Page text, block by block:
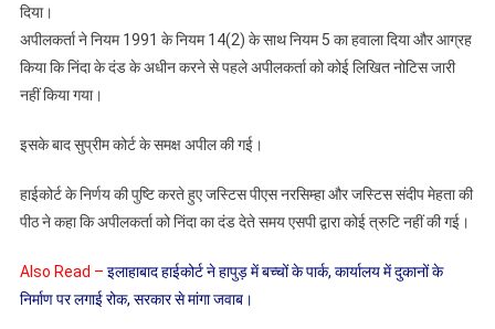
दिया।
अपीलकर्ता ने नियम 1991 के नियम 14(2) के साथ नियम 5 का हवाला दिया और आग्रह
किया कि निंदा के दंड के अधीन करने से पहले अपीलकर्ता को कोई लिखित नोटिस जारी
नहीं किया गया।
इसके बाद सुप्रीम कोर्ट के समक्ष अपील की गई।
हाईकोर्ट के निर्णय की पुष्टि करते हुए जस्टिस पीएस नरसिम्हा और जस्टिस संदीप मेहता की
पीठ ने कहा कि अपीलकर्ता को निंदा का दंड देते समय एसपी द्वारा कोई त्रुटि नहीं की गई।
Also Read – इलाहाबाद हाईकोर्ट ने हापुड़ में बच्चों के पार्क, कार्यालय में दुकानों के
निर्माण पर लगाई रोक, सरकार से मांगा जवाब।